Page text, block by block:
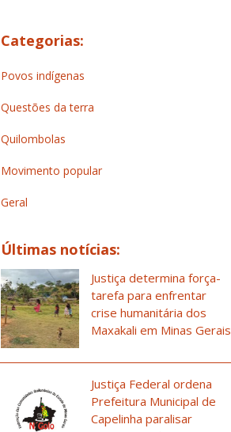
Categorias:
Povos indígenas
Questões da terra
Quilombolas
Movimento popular
Geral
Últimas notícias:
Justiça determina força-
tarefa para enfrentar
crise humanitária dos
Maxakali em Minas Gerais
Justiça Federal ordena
Prefeitura Municipal de
Capelinha paralisar